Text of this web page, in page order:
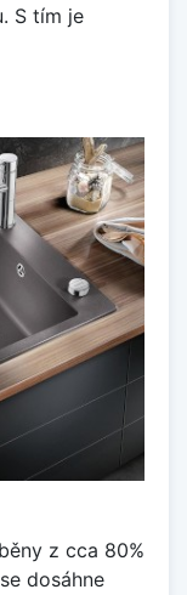
S tím je
z cca 80%
dosáhne